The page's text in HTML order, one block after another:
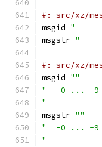
#: src/xz/
msgid "
msgstr "
#: src/xz/
msgid ""
"  -0 ... -9
"
msgstr ""
"  -0 ... -9
"